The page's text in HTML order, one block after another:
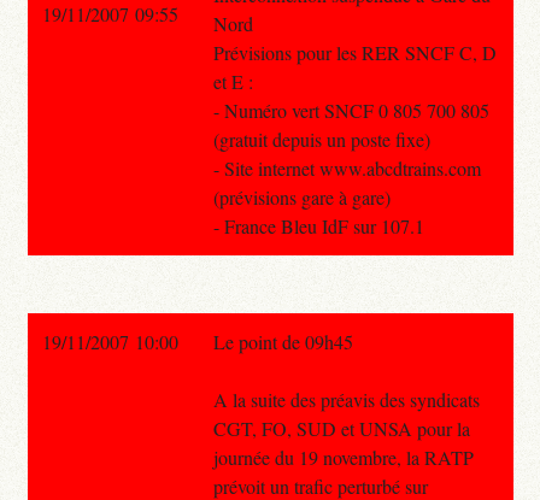
Nord
Prévisions pour les RER SNCF C, D
et E :
- Numéro vert SNCF 0 805 700 805
(gratuit depuis un poste fixe)
- Site internet www.abcdtrains.com
(prévisions gare à gare)
- France Bleu IdF sur 107.1
19/11/2007 09:55
19/11/2007 10:00 Le point de 09h45
A la suite des préavis des syndicats
CGT, FO, SUD et UNSA pour la
journée du 19 novembre, la RATP
prévoit un trafic perturbé sur